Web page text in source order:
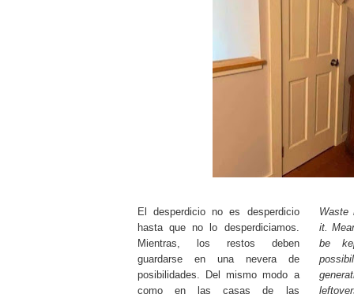
El desperdicio no es desperdicio
hasta que no lo desperdiciamos.
Mientras, los restos deben
guardarse en una nevera de
posibilidades. Del mismo modo a
como en las casas de las
Waste
it.
be